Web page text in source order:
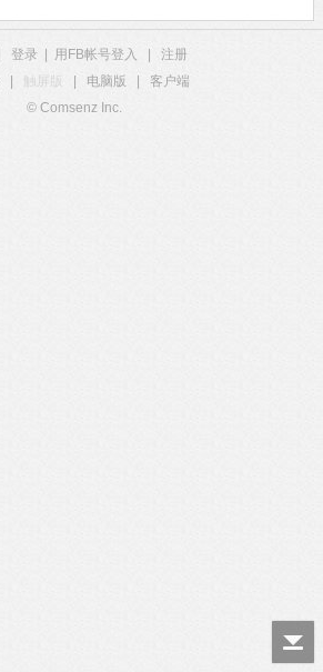
登录 用FB帐号登入
注册
触屏版 电脑版
客户端
© Comsenz Inc.